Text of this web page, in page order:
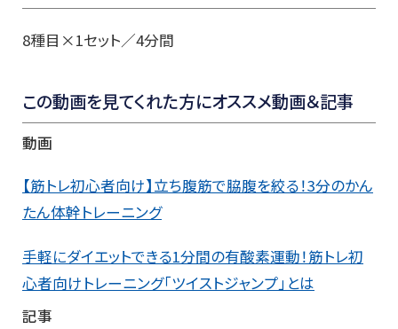
8種目×1セット／4分間
この動画を見てくれた方にオススメ動画＆記事
動画
【筋トレ初心者向け】立ち腹筋で脇腹を絞る！3分のかん
たん体幹トレーニング
手軽にダイエットできる1分間の有酸素運動！筋トレ初
心者向けトレーニング「ツイストジャンプ」とは
記事